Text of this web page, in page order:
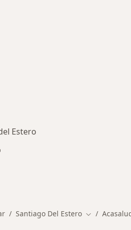
Estero
Santiago Del Estero Cambiar de